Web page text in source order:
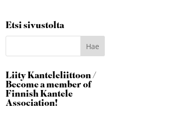
Etsi sivustolta
Liity Kanteleliittoon /
Become a member of
Finnish Kantele
Association!